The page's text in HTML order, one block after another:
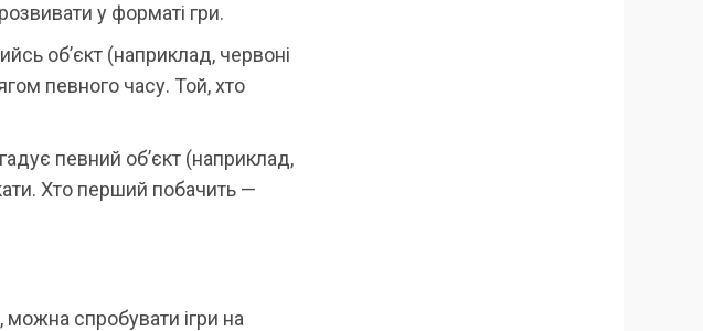
у форматі гри.
об’єкт (наприклад, червоні
певного часу. Той, хто
певний об’єкт (наприклад,
Хто перший побачить —
спробувати ігри на